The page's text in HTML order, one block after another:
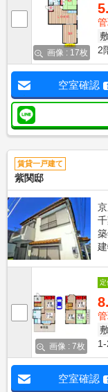
画像 : 17枚
2
空室確認
賃貸一戸建て
紫関邸
画像 : 7枚
定
空室確認